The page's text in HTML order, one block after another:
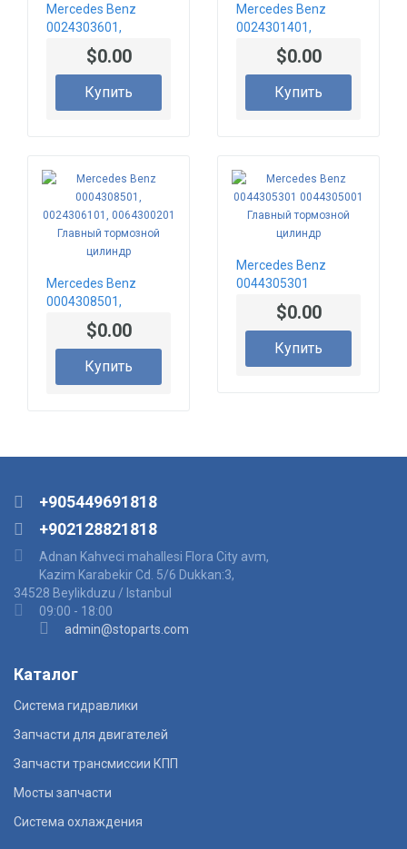
Mercedes Benz
0024303601,
0024308101,
0024309101
цилиндр
$0.00
Купить
Mercedes Benz
0024301401,
0024304101,
0024308001
цилиндр
$0.00
Купить
Mercedes Benz
0004308501,
0024306101,
0064300201
цилиндр
$0.00
Купить
Mercedes Benz
0044305301
0044305001
Главный тормозной
$0.00
Купить
+905449691818
+902128821818
Adnan Kahveci mahallesi Flora City avm,
Kazim Karabekir Cd. 5/6 Dukkan:3,
34528 Beylikduzu / Istanbul
09:00 - 18:00
admin@stoparts.com
Каталог
Система гидравлики
Запчасти для двигателей
Запчасти трансмиссии КПП
Мосты запчасти
Система охлаждения